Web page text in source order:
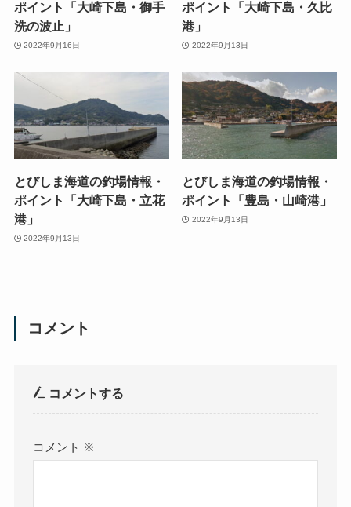
ポイント「大崎下島・御手
洗の波止」
2022年9月16日
ポイント「大崎下島・久比
港」
2022年9月13日
とびしま海道の釣場情報・
ポイント「大崎下島・立花
港」
2022年9月13日
とびしま海道の釣場情報・
ポイント「豊島・山崎港」
2022年9月13日
コメント
コメントする
コメント ※